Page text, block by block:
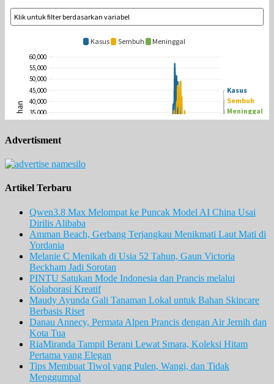
Advertisment
Artikel Terbaru
Qwen3.8 Max Melompat ke Puncak Model AI China Usai
Dirilis Alibaba
Amman Beach, Gerbang Terjangkau Menikmati Laut Mati di
Yordania
Melanie C Menikah di Usia 52 Tahun, Gaun Victoria
Beckham Jadi Sorotan
PINTU Satukan Mode Indonesia dan Prancis melalui
Kolaborasi Kreatif
Maudy Ayunda Gali Tanaman Lokal untuk Bahan Skincare
Berbasis Riset
Danau Annecy, Permata Alpen Prancis dengan Air Jernih dan
Kota Tua
RiaMiranda Tampil Berani Lewat Smara, Koleksi Hitam
Pertama yang Elegan
Tips Membuat Tiwol yang Pulen, Wangi, dan Tidak
Menggumpal